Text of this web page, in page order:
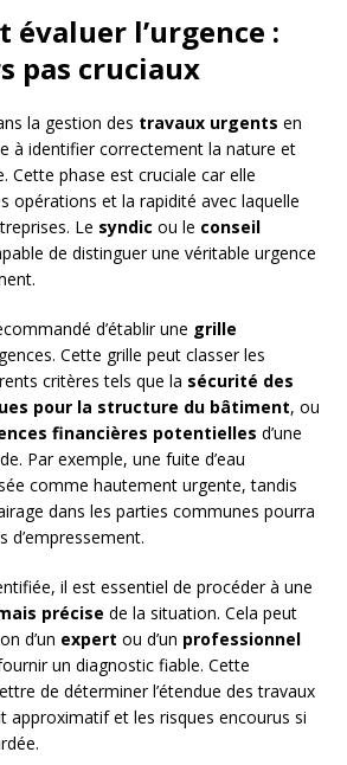
l’urgence :
pas cruciaux
la gestion des travaux urgents en
à identifier correctement la nature et
Cette phase est cruciale car elle
opérations et la rapidité avec laquelle
Le syndic ou le conseil
de distinguer une véritable urgence
d’établir une grille
Cette grille peut classer les
critères tels que la sécurité des
pour la structure du bâtiment, ou
financières potentielles d’une
Par exemple, une fuite d’eau
comme hautement urgente, tandis
dans les parties communes pourra
d’empressement.
il est essentiel de procéder à une
précise de la situation. Cela peut
d’un expert ou d’un professionnel
un diagnostic fiable. Cette
de déterminer l’étendue des travaux
approximatif et les risques encourus si